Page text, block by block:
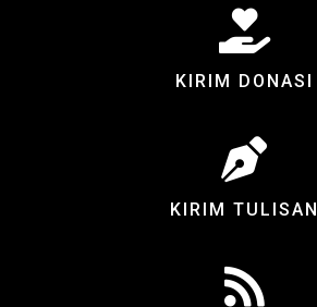
KIRIM DONASI
KIRIM TULISAN